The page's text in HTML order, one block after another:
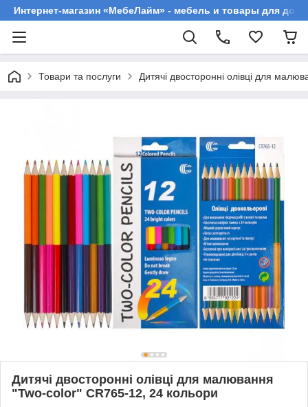
Интернет-магазин «МебеЛайм» - мебель и товары для
Товари та послуги Дитячі двосторонні олівці для
Дитячі двосторонні олівці для малювання
"Two-color" CR765-12, 24 кольори